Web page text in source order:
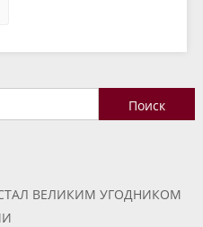
Найти:
ВЕЛИКИМ УГОДНИКОМ